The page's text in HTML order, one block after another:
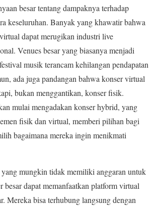
besar tentang dampaknya terhadap
keseluruhan. Banyak yang khawatir bahwa
dapat merugikan industri live
Venues besar yang biasanya menjadi
musik terancam kehilangan pendapatan
ada juga pandangan bahwa konser virtual
bukan menggantikan, konser fisik.
mulai mengadakan konser hybrid, yang
fisik dan virtual, memberi pilihan bagi
bagaimana mereka ingin menikmati
mungkin tidak memiliki anggaran untuk
besar dapat memanfaatkan platform virtual
Mereka bisa terhubung langsung dengan